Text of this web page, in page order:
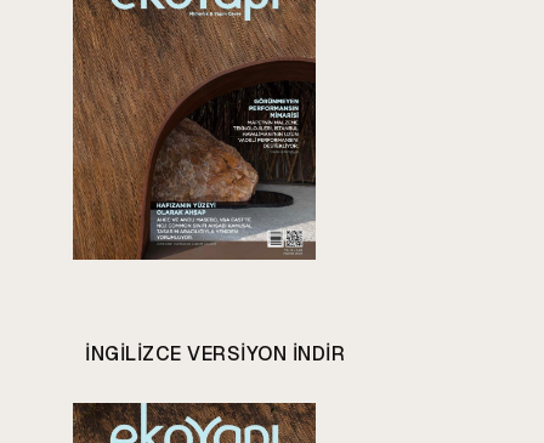
INGILIZCE VERSIYON INDIR